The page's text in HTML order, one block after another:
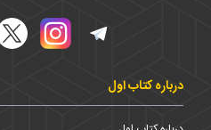
درباره کتاب اول